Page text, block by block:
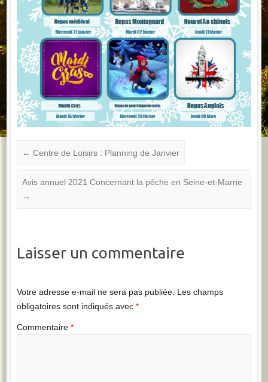
← Centre de Loisirs : Planning de Janvier
Avis annuel 2021 Concernant la pêche en Seine-et-Marne
→
Laisser un commentaire
Votre adresse e-mail ne sera pas publiée. Les champs
obligatoires sont indiqués avec *
Commentaire *